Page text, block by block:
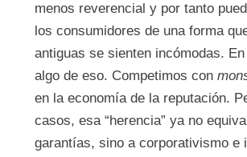
menos reverencial y por tanto
los consumidores de una forma
antiguas se sienten incómodas. En
algo de eso. Competimos con
en la economía de la reputación.
casos, esa “herencia” ya no
garantías, sino a corporativismo e